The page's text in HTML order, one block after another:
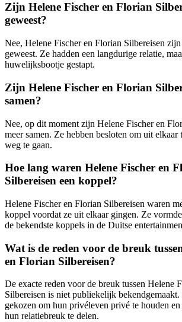
Zijn Helene Fischer en Florian
geweest?
Nee, Helene Fischer en Florian Silbereisen
geweest. Ze hadden een langdurige relatie,
huwelijksbootje gestapt.
Zijn Helene Fischer en Florian
samen?
Nee, op dit moment zijn Helene Fischer en
meer samen. Ze hebben besloten om uit elkaar
weg te gaan.
Hoe lang waren Helene Fischer en
Silbereisen een koppel?
Helene Fischer en Florian Silbereisen waren
koppel voordat ze uit elkaar gingen. Ze
de bekendste koppels in de Duitse
Wat is de reden voor de breuk
en Florian Silbereisen?
De exacte reden voor de breuk tussen Helene
Silbereisen is niet publiekelijk
gekozen om hun privéleven privé te houden
hun relatiebreuk te delen.